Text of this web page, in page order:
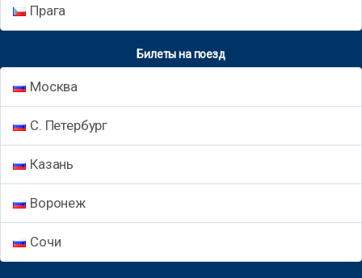
Прага
Билеты на поезд
Москва
С. Петербург
Казань
Воронеж
Сочи